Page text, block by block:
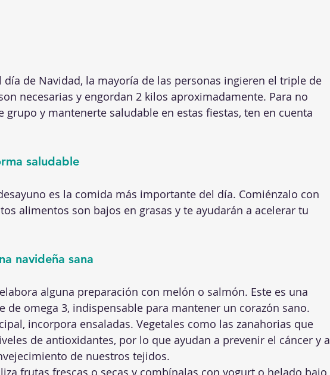
día de Navidad, la mayoría de las personas ingieren el triple de
necesarias y engordan 2 kilos aproximadamente. Para no
grupo y mantenerte saludable en estas fiestas, ten en cuenta
saludable
es la comida más importante del día. Comiénzalo con
alimentos son bajos en grasas y te ayudarán a acelerar tu
navideña sana
alguna preparación con melón o salmón. Este es una
de omega 3, indispensable para mantener un corazón sano.
incorpora ensaladas. Vegetales como las zanahorias que
de antioxidantes, por lo que ayudan a prevenir el cáncer y a
de nuestros tejidos.